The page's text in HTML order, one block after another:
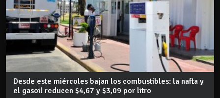
Desde este miércoles bajan los combustibles: la nafta y
el gasoil reducen $4,67 y $3,09 por litro